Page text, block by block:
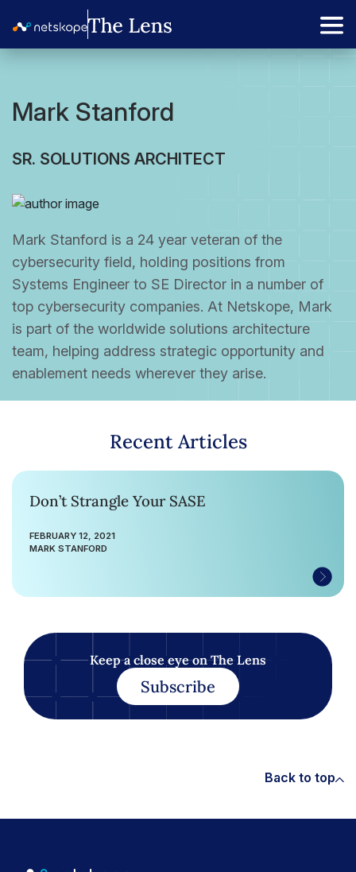
Mark Stanford
SR. SOLUTIONS ARCHITECT
Mark Stanford is a 24 year veteran of the
cybersecurity field, holding positions from
Systems Engineer to SE Director in a number of
top cybersecurity companies. At Netskope, Mark
is part of the worldwide solutions architecture
team, helping address strategic opportunity and
enablement needs wherever they arise.
Recent Articles
Don’t Strangle Your SASE
FEBRUARY 12, 2021
MARK STANFORD
Keep a close eye on The Lens
Subscribe
Back to top